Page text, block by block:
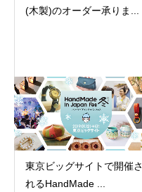
(木製)のオーダー承りま...
東京ビッグサイトで開催さ
れるHandMade ...